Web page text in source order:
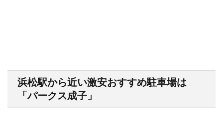
浜松駅から近い激安おすすめ駐車場は
「パークス成子」